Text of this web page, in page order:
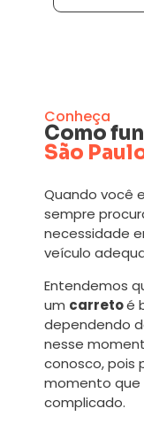
Conheça
Como
São
Quando você
sempre
necessidade
veículo
Entendemos
um carretoé
dependendo
nesse
conosco, pois
momento que
complicado.